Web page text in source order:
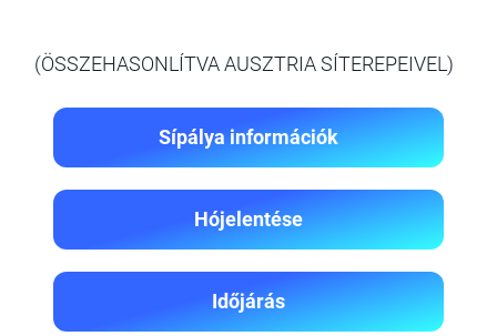
(ÖSSZEHASONLÍTVA AUSZTRIA SÍTEREPEIVEL)
Sípálya információk
Hójelentése
Időjárás